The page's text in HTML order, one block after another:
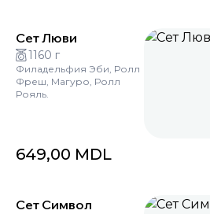
Сет Люви
1160 г
Филадельфия Эби, Ролл
Фреш, Магуро, Ролл
Рояль.
649,00 MDL
Сет Символ